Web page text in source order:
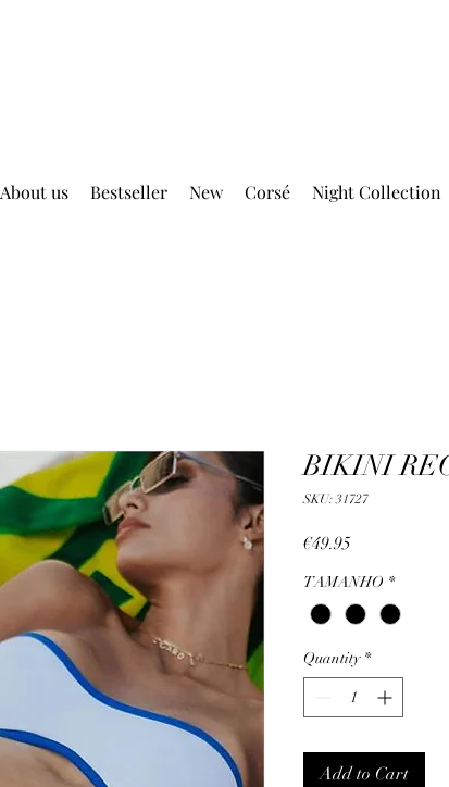
About us Bestseller New Corsé Night Collection
BIKINI
SKU: 31727
€49.95Price
TAMANHO *
Quantity *
Add to Cart